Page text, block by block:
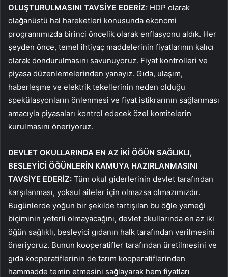
OLUŞTURULMASINI TAVSİYE EDERİZ: HDP olarak
olağanüstü hal hareketleri konusunda ekonomi
programımızda birinci öncelik olarak enflasyonu aldık. Her
şeyden önce, temel ihtiyaç maddelerinin fiyatlarının kalıcı
olarak dondurulmasını savunuyoruz. Fiyat kontrolleri ve
piyasa düzenlemelerinden yanayız. Gıda, ulaşım,
haberleşme ve elektrik tekellerinin neden olduğu
spekülasyonların önlenmesi ve fiyat istikrarının sağlanması
amacıyla piyasaları kontrol edecek özel komitelerin
kurulmasını öneriyoruz.
DEVLET OKULLARINDA EN AZ İKİ ÖĞÜN SAĞLIKLI,
BESLEYİCİ ÖĞÜNLERİN KAMUYA HAZIRLANMASINI
TAVSİYE EDERİZ: Tüm okul giderlerinin devlet tarafından
karşılanması, yoksul aileler için olmazsa olmazımızdır.
Bugünlerde yoğun bir şekilde tartışılan bu öğle yemeği
biçiminin yeterli olmayacağını, devlet okullarında en az iki
öğün sağlıklı, besleyici gıdanın halk tarafından verilmesini
öneriyoruz. Bunun kooperatifler tarafından üretilmesini ve
gıda kooperatiflerinin de tarım kooperatiflerinden
hammadde temin etmesini sağlayarak hem fiyatları